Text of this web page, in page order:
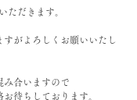
ただきます。
がよろしくお願いいたし
み合いますので
待ちしております。